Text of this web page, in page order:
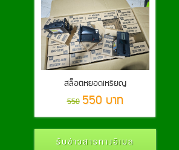
สล็อตหยอดเหรียญ
550 550 บาท
รับข่าวสารทางอีเมล